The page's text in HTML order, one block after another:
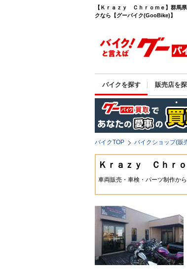
【Ｋｒａｚｙ Ｃｈｒｏｍｅ】群馬
クなら【グーバイク(GooBike)】
バイクを探す 販売店を
バイクTOP バイクショップ(販
Ｋｒａｚｙ Ｃｈｒｏ
車両販売・車検・パーツ制作か